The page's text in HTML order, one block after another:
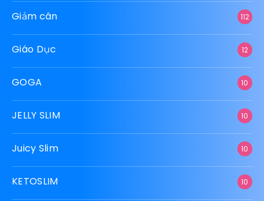
Giảm cân 112
Giáo Dục 12
GOGA 10
JELLY SLIM 10
Juicy Slim 10
KETOSLIM 10